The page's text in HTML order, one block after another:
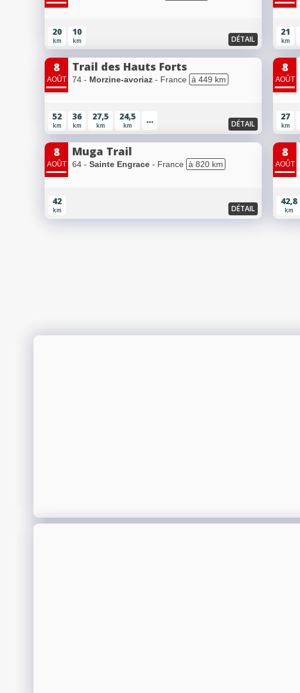
20
km
10
km DÉTAIL
21
km
8
AOÛT
Trail des Hauts Forts
74 - Morzine-avoriaz - France à 449 km
52
km
36
km
27,5
km
24,5
km ... DÉTAIL
8
AOÛT
27
km
8
AOÛT
Muga Trail
64 - Sainte Engrace - France à 820 km
42
km DÉTAIL
8
AOÛT
42,8
km